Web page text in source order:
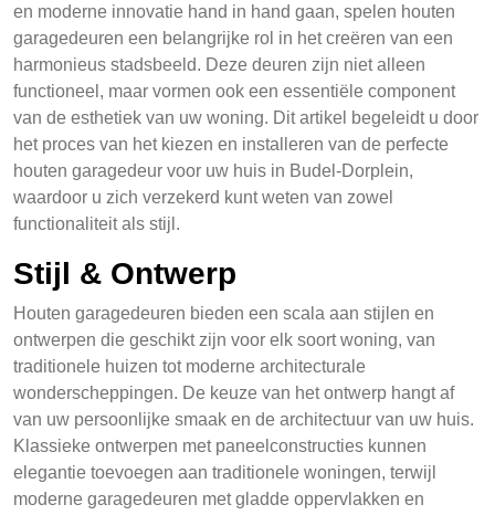
en moderne innovatie hand in hand gaan, spelen houten
garagedeuren een belangrijke rol in het creëren van een
harmonieus stadsbeeld. Deze deuren zijn niet alleen
functioneel, maar vormen ook een essentiële component
van de esthetiek van uw woning. Dit artikel begeleidt u door
het proces van het kiezen en installeren van de perfecte
houten garagedeur voor uw huis in Budel-Dorplein,
waardoor u zich verzekerd kunt weten van zowel
functionaliteit als stijl.
Stijl & Ontwerp
Houten garagedeuren bieden een scala aan stijlen en
ontwerpen die geschikt zijn voor elk soort woning, van
traditionele huizen tot moderne architecturale
wonderscheppingen. De keuze van het ontwerp hangt af
van uw persoonlijke smaak en de architectuur van uw huis.
Klassieke ontwerpen met paneelconstructies kunnen
elegantie toevoegen aan traditionele woningen, terwijl
moderne garagedeuren met gladde oppervlakken en